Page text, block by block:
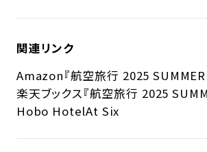
関連リンク
Amazon『航空旅行 2025 SUMMER
楽天ブックス『航空旅行 2025
Hobo HotelAt Six